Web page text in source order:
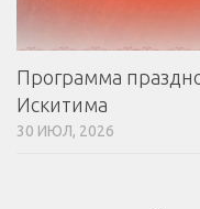
Программа
Искитима
30 ИЮЛ, 2026